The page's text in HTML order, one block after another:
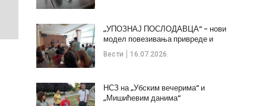
Вести 16.07.2026.
„УПОЗНАЈ ПОСЛОДАВЦА“ - нови
модел повезивања привреде и
стручних кадрова
НСЗ на „Убским вечерима“ и
„Мишићевим данима“